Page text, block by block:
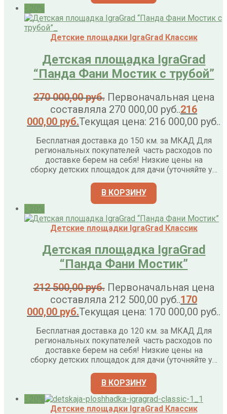
Детские площадки IgraGrad Классик
Детская площадка IgraGrad
“Панда Фани Мостик с трубой”
270 000,00руб. Первоначальная цена
составляла 270 000,00 руб..216
000,00 руб.Текущая цена: 216 000,00 руб..
Бесплатная доставка до 150 км. за МКАД Для
региональных покупателей часть расходов по
доставке берем на себя! Низкие цены на
сборку детских площадок для дачи (уточняйте у…
В КОРЗИНУ
Детские площадки IgraGrad Классик
Детская площадка IgraGrad
“Панда Фани Мостик”
212 500,00руб. Первоначальная цена
составляла 212 500,00 руб..170
000,00 руб.Текущая цена: 170 000,00 руб..
Бесплатная доставка до 120 км. за МКАД Для
региональных покупателей часть расходов по
доставке берем на себя! Низкие цены на
сборку детских площадок для дачи (уточняйте у…
В КОРЗИНУ
Детские площадки IgraGrad Классик